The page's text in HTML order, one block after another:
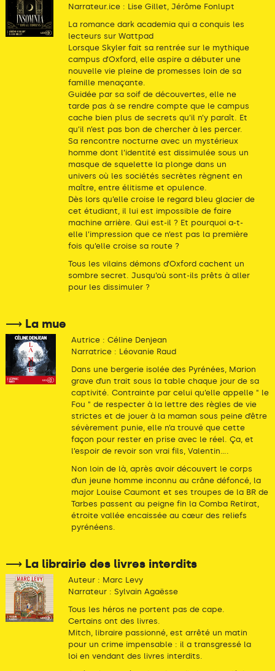
Narrateur.ice : Lise Gillet, Jérôme Fonlupt
La romance dark academia qui a conquis les
lecteurs sur Wattpad
Lorsque Skyler fait sa rentrée sur le mythique
campus d’Oxford, elle aspire a débuter une
nouvelle vie pleine de promesses loin de sa
famille menaçante.
Guidée par sa soif de découvertes, elle ne
tarde pas à se rendre compte que le campus
cache bien plus de secrets qu’il n’y paraît. Et
qu’il n’est pas bon de chercher à les percer.
Sa rencontre nocturne avec un mystérieux
homme dont l’identité est dissimulée sous un
masque de squelette la plonge dans un
univers où les sociétés secrètes règnent en
maître, entre élitisme et opulence.
Dès lors qu’elle croise le regard bleu glacier de
cet étudiant, il lui est impossible de faire
machine arrière. Qui est-il ? Et pourquoi a-t-
elle l’impression que ce n’est pas la première
fois qu’elle croise sa route ?
Tous les vilains démons d’Oxford cachent un
sombre secret. Jusqu’où sont-ils prêts à aller
pour les dissimuler ?
⟶ La mue
Autrice : Céline Denjean
Narratrice : Léovanie Raud
Dans une bergerie isolée des Pyrénées, Marion
grave d’un trait sous la table chaque jour de sa
captivité. Contrainte par celui qu’elle appelle " le
Fou " de respecter à la lettre des règles de vie
strictes et de jouer à la maman sous peine d’être
sévèrement punie, elle n’a trouvé que cette
façon pour rester en prise avec le réel. Ça, et
l’espoir de revoir son vrai fils, Valentin....
Non loin de là, après avoir découvert le corps
d’un jeune homme inconnu au crâne défoncé, la
major Louise Caumont et ses troupes de la BR de
Tarbes passent au peigne fin la Comba Retirat,
étroite vallée encaissée au cœur des reliefs
pyrénéens.
⟶ La librairie des livres interdits
Auteur : Marc Levy
Narrateur : Sylvain Agaësse
Tous les héros ne portent pas de cape.
Certains ont des livres.
Mitch, libraire passionné, est arrêté un matin
pour un crime impensable : il a transgressé la
loi en vendant des livres interdits.